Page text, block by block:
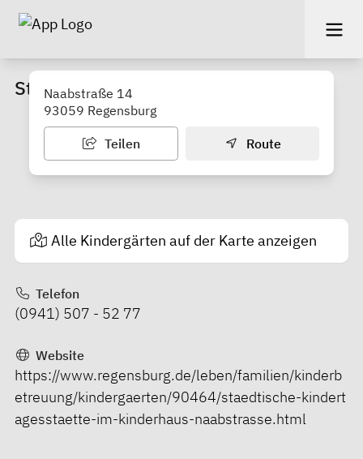
Städtisches Kinderhaus Naabstraße
Naabstraße 14
93059 Regensburg
Teilen Route
Alle Kindergärten auf der Karte anzeigen
Telefon
(0941) 507 - 52 77
Website
https://www.regensburg.de/leben/familien/kinderb
etreuung/kindergaerten/90464/staedtische-kindert
agesstaette-im-kinderhaus-naabstrasse.html